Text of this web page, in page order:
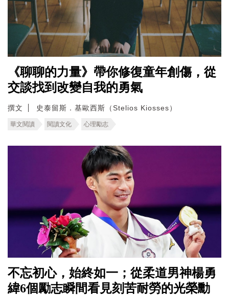
《聊聊的力量》帶你修復童年創傷，從
交談找到改變自我的勇氣
撰文 史泰留斯．基歐西斯（Stelios Kiosses）
華文閱讀 閱讀文化 心理勵志
不忘初心，始終如一；從柔道男神楊勇
緯6個勵志瞬間看見刻苦耐勞的光榮勳